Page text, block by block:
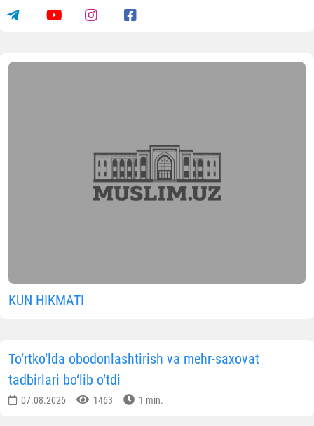
KUN HIKMATI
To‘rtko‘lda obodonlashtirish va mehr-saxovat
tadbirlari bo‘lib o‘tdi
07.08.2026 1463 1 min.